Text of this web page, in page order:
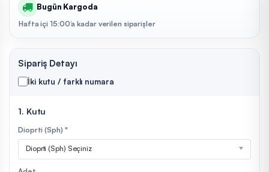
Bugün Kargoda
Hafta içi 15:00’a kadar verilen siparişler
Sipariş Detayı
İki kutu / farklı numara
1. Kutu
Dioprti (Sph) *
Dioprti (Sph) Seçiniz